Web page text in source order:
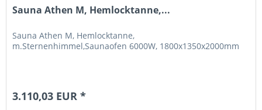
Sauna Athen M, Hemlocktanne,...
Sauna Athen M, Hemlocktanne,
m.Sternenhimmel,Saunaofen 6000W, 1800x1350x2000mm
3.110,03 EUR *